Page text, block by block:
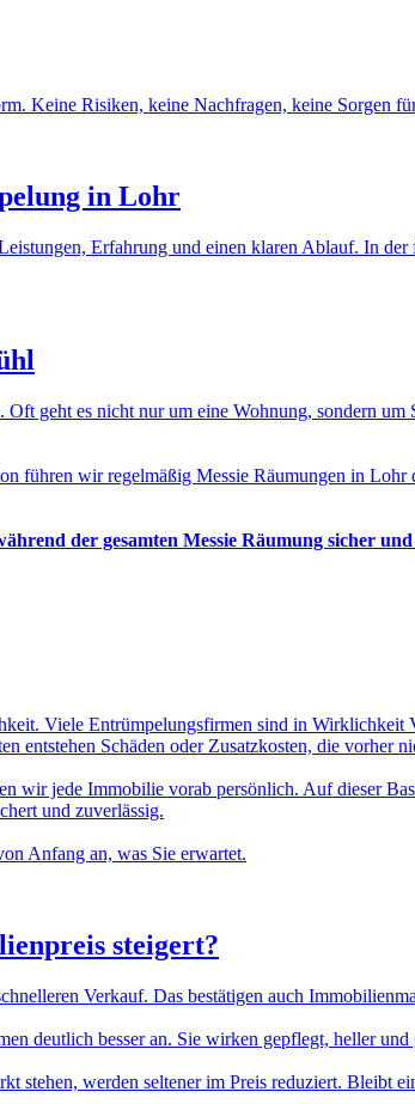
Keine Risiken, keine Nachfragen, keine Sorgen
in Lohr
Erfahrung und einen klaren Ablauf. In
geht es nicht nur um eine Wohnung, sondern
führen wir regelmäßig Messie Räumungen in
der gesamten Messie Räumung sicher
Viele Entrümpelungsfirmen sind in
entstehen Schäden oder Zusatzkosten, die vorher
wir jede Immobilie vorab persönlich. Auf dieser
und zuverlässig.
Anfang an, was Sie erwartet.
steigert?
Verkauf. Das bestätigen auch
deutlich besser an. Sie wirken gepflegt, heller
werden seltener im Preis reduziert. Bleibt